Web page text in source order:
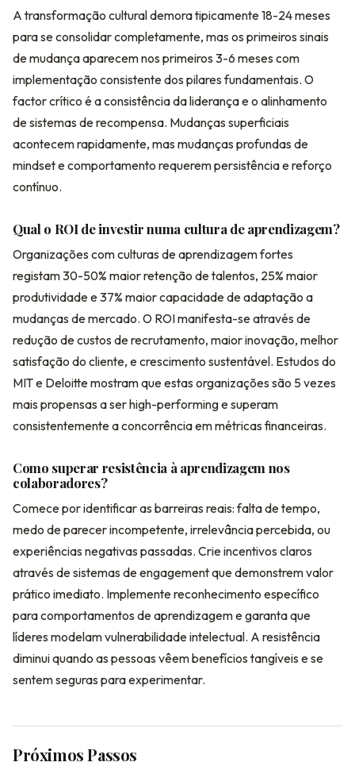
A transformação cultural demora tipicamente 18-24 meses
para se consolidar completamente, mas os primeiros sinais
de mudança aparecem nos primeiros 3-6 meses com
implementação consistente dos pilares fundamentais. O
factor crítico é a consistência da liderança e o alinhamento
de sistemas de recompensa. Mudanças superficiais
acontecem rapidamente, mas mudanças profundas de
mindset e comportamento requerem persistência e reforço
contínuo.
Qual o ROI de investir numa cultura de aprendizagem?
Organizações com culturas de aprendizagem fortes
registam 30-50% maior retenção de talentos, 25% maior
produtividade e 37% maior capacidade de adaptação a
mudanças de mercado. O ROI manifesta-se através de
redução de custos de recrutamento, maior inovação, melhor
satisfação do cliente, e crescimento sustentável. Estudos do
MIT e Deloitte mostram que estas organizações são 5 vezes
mais propensas a ser high-performing e superam
consistentemente a concorrência em métricas financeiras.
Como superar resistência à aprendizagem nos
colaboradores?
Comece por identificar as barreiras reais: falta de tempo,
medo de parecer incompetente, irrelevância percebida, ou
experiências negativas passadas. Crie incentivos claros
através de sistemas de engagement que demonstrem valor
prático imediato. Implemente reconhecimento específico
para comportamentos de aprendizagem e garanta que
líderes modelam vulnerabilidade intelectual. A resistência
diminui quando as pessoas vêem benefícios tangíveis e se
sentem seguras para experimentar.
Próximos Passos